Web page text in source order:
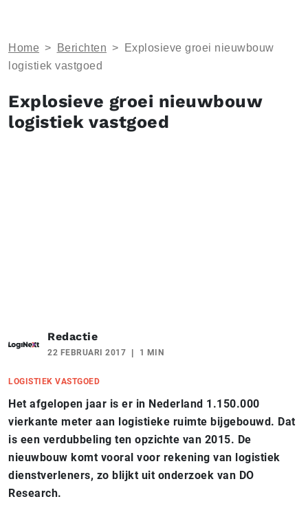
Home > Berichten >
Explosieve groei nieuwbouw
logistiek vastgoed
Explosieve groei nieuwbouw
logistiek vastgoed
Redactie
22 FEBRUARI 2017 1 MIN
LOGISTIEK VASTGOED
Het afgelopen jaar is er in Nederland 1.150.000
vierkante meter aan logistieke ruimte bijgebouwd. Dat
is een verdubbeling ten opzichte van 2015. De
nieuwbouw komt vooral voor rekening van logistiek
dienstverleners, zo blijkt uit onderzoek van DO
Research.